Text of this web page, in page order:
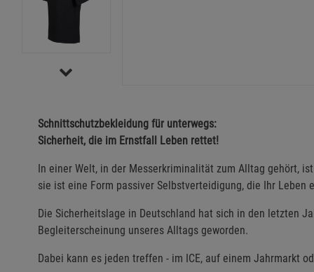
Schnittschutzbekleidung für unterwegs:
Sicherheit, die im Ernstfall Leben rettet!
In einer Welt, in der Messerkriminalität zum Alltag gehört,
sie ist eine Form passiver Selbstverteidigung, die Ihr Leben
Die Sicherheitslage in Deutschland hat sich in den letzten
Begleiterscheinung unseres Alltags geworden.
Dabei kann es jeden treffen - im ICE, auf einem Jahrmarkt